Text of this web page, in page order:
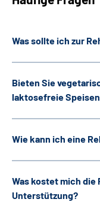
Was sollte ich zur
Bieten Sie
laktosefreie
Wie kann ich eine
Was kostet mich die
Unterstützung?